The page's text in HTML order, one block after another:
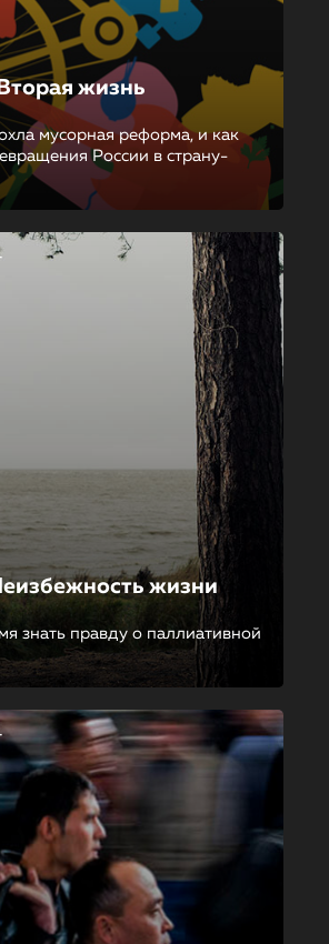
жизнь
мусорная реформа, и как
России в страну-
жизни
знать правду о паллиативной